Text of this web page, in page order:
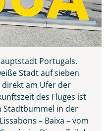
Portugals.
Stadt auf sieben
am Ufer der
des Fluges ist
Stadtbummel in der
– Baixa – vom